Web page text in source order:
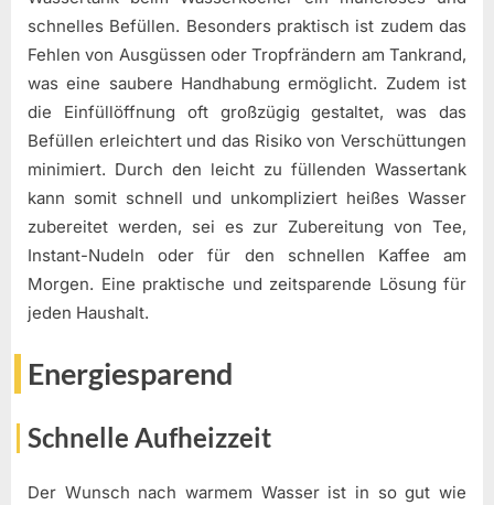
schnelles Befüllen. Besonders praktisch ist zudem das
Fehlen von Ausgüssen oder Tropfrändern am Tankrand,
was eine saubere Handhabung ermöglicht. Zudem ist
die Einfüllöffnung oft großzügig gestaltet, was das
Befüllen erleichtert und das Risiko von Verschüttungen
minimiert. Durch den leicht zu füllenden Wassertank
kann somit schnell und unkompliziert heißes Wasser
zubereitet werden, sei es zur Zubereitung von Tee,
Instant-Nudeln oder für den schnellen Kaffee am
Morgen. Eine praktische und zeitsparende Lösung für
jeden Haushalt.
Energiesparend
Schnelle Aufheizzeit
Der Wunsch nach warmem Wasser ist in so gut wie